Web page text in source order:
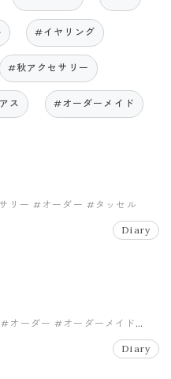
#イヤリング
#秋アクセサリー
ス #オーダーメイド
リー #オーダー #タッセル
Diary
#オーダー #オーダーメイド
Diary